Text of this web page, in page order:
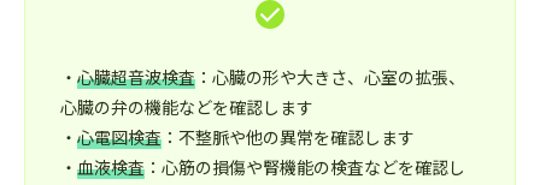
・ 心臓超音波検査：心臓の形や大きさ、心室の拡張、
心臓の弁の機能などを確認します
・ 心電図検査：不整脈や他の異常を確認します
・ 血液検査：心筋の損傷や腎機能の検査などを確認し